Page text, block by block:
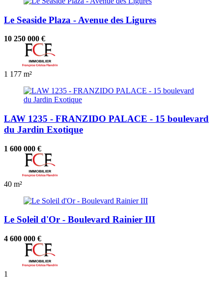
Le Seaside Plaza - Avenue des Ligures
10 250 000 €
1 177 m²
LAW 1235 - FRANZIDO PALACE - 15 boulevard
du Jardin Exotique
1 600 000 €
40 m²
Le Soleil d'Or - Boulevard Rainier III
4 600 000 €
1